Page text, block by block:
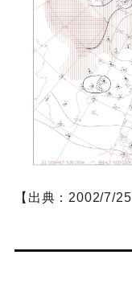
【出典：2002/7/